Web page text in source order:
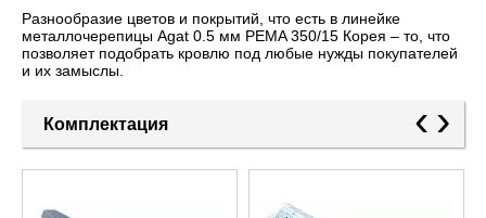
Разнообразие цветов и покрытий, что есть в линейке
металлочерепицы Agat 0.5 мм PEMA 350/15 Корея – то, что
позволяет подобрать кровлю под любые нужды покупателей
и их замыслы.
Комплектация ‹ ›